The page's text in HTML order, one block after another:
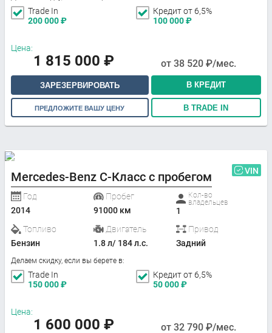
Trade In
200 000₽
Кредит от 6,5%
100 000₽
Цена:
1 815 000 ₽ от 38 520 ₽/мес.
ЗАРЕЗЕРВИРОВАТЬ В КРЕДИТ
ПРЕДЛОЖИТЕ ВАШУ ЦЕНУ В TRADE IN
Mercedes-Benz C-Класс с пробегом VIN
Год
2014
Пробег
91000 км
Кол-во
владельцев
1
Топливо
Бензин
Двигатель
1.8 л/ 184 л.с.
Привод
Задний
Делаем скидку, если вы берете в:
Trade In
150 000₽
Кредит от 6,5%
50 000₽
Цена:
1 600 000 ₽ от 32 790 ₽/мес.